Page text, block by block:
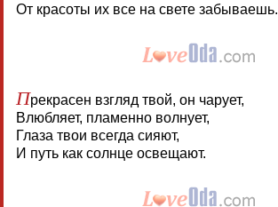
От красоты их все на свете забываешь.
Прекрасен взгляд твой, он чарует,
Влюбляет, пламенно волнует,
Глаза твои всегда сияют,
И путь как солнце освещают.